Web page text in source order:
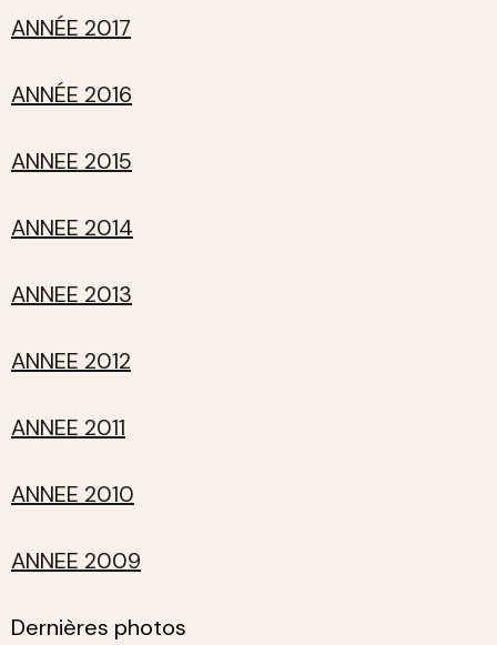
ANNÉE 2017
ANNÉE 2016
ANNEE 2015
ANNEE 2014
ANNEE 2013
ANNEE 2012
ANNEE 2011
ANNEE 2010
ANNEE 2009
Dernières photos